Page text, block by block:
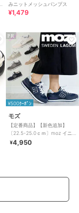
みニットメッシュパンプス
¥1,479
PR
¥500ｸｰﾎﾟﾝ
モズ
【定番商品】【新色追加】
〔22.5-25.0ｃｍ〕moz イニ
シャルマークスニーカー
¥4,950